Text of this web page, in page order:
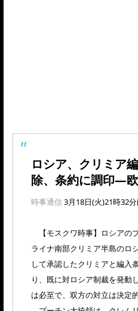
ロシア、クリミア
除、条約に調印―
時事通信3月18日(火)21時32
【モスクワ時事】ロシアの
ライナ南部クリミア半島のロ
して承認したクリミアと編入
り、既に対ロシア制裁を発動
は必至で、双方の対立は決定